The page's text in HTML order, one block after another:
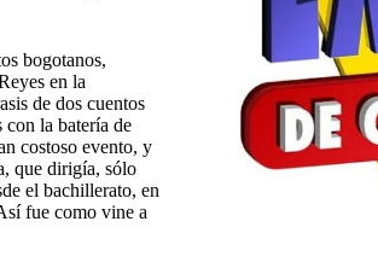
bogotanos,
en la
de dos cuentos
con la batería de
costoso evento, y
que dirigía, sólo
el bachillerato, en
fue como vine a